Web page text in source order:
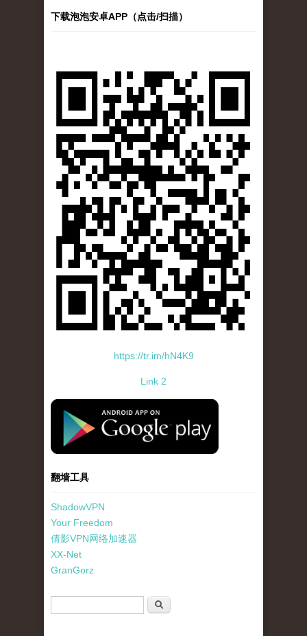
下载泡泡安卓APP（点击/扫描）
https://tr.im/hN4K9
Link 2
standard-icon-googleplay-app-store.png
翻墙工具
ShadowVPN
Your Freedom
倩影VPN网络加速器
XX-Net
GranGorz
搜索